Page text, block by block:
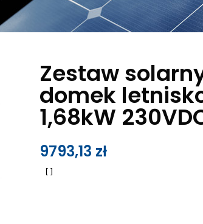
Zestaw
domek
1,68kW
9793,13 zł